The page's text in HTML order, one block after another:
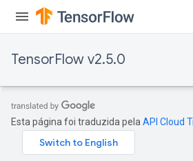
TensorFlow v2.5.0
Esta página foi traduzida pela API Cloud